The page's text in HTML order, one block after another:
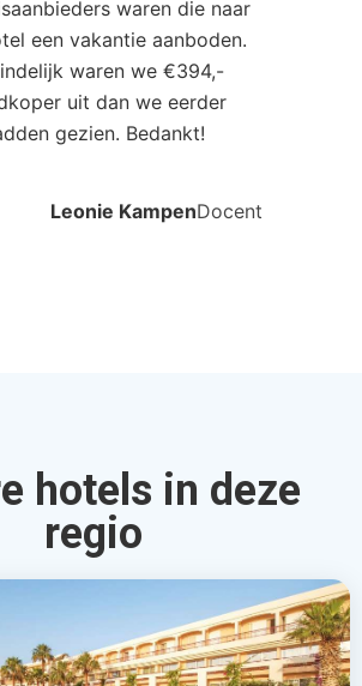
waren die naar
een vakantie aanboden.
waren we €394,-
uit dan we eerder
gezien. Bedankt!
Leonie KampenDocent
hotels in deze
regio